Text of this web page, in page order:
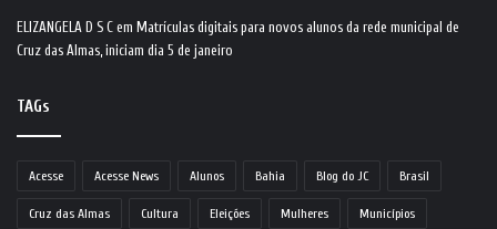
ELIZANGELA D S C em Matrículas digitais para novos alunos da rede municipal de
Cruz das Almas, iniciam dia 5 de janeiro
TAGs
Acesse Acesse News Alunos Bahia Blog do JC Brasil
Cruz das Almas Cultura Eleições Mulheres Municípios